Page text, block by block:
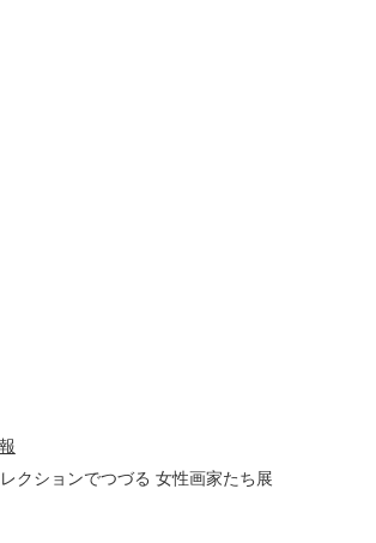
クションでつづる 女性画家たち展